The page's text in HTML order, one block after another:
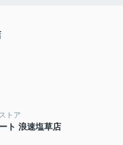
トア
ト 浪速塩草店